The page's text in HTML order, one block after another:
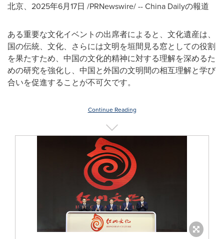
北京、2025年6月17日 /PRNewswire/ -- China Dailyの報道
ある重要な文化イベントの出席者によると、文化遺産は、
国の伝統、文化、さらには文明を垣間見る窓としての役割
を果たすため、中国の文化的精神に対する理解を深めるた
めの研究を強化し、中国と外国の文明間の相互理解と学び
合いを促進することが不可欠です。
Continue Reading